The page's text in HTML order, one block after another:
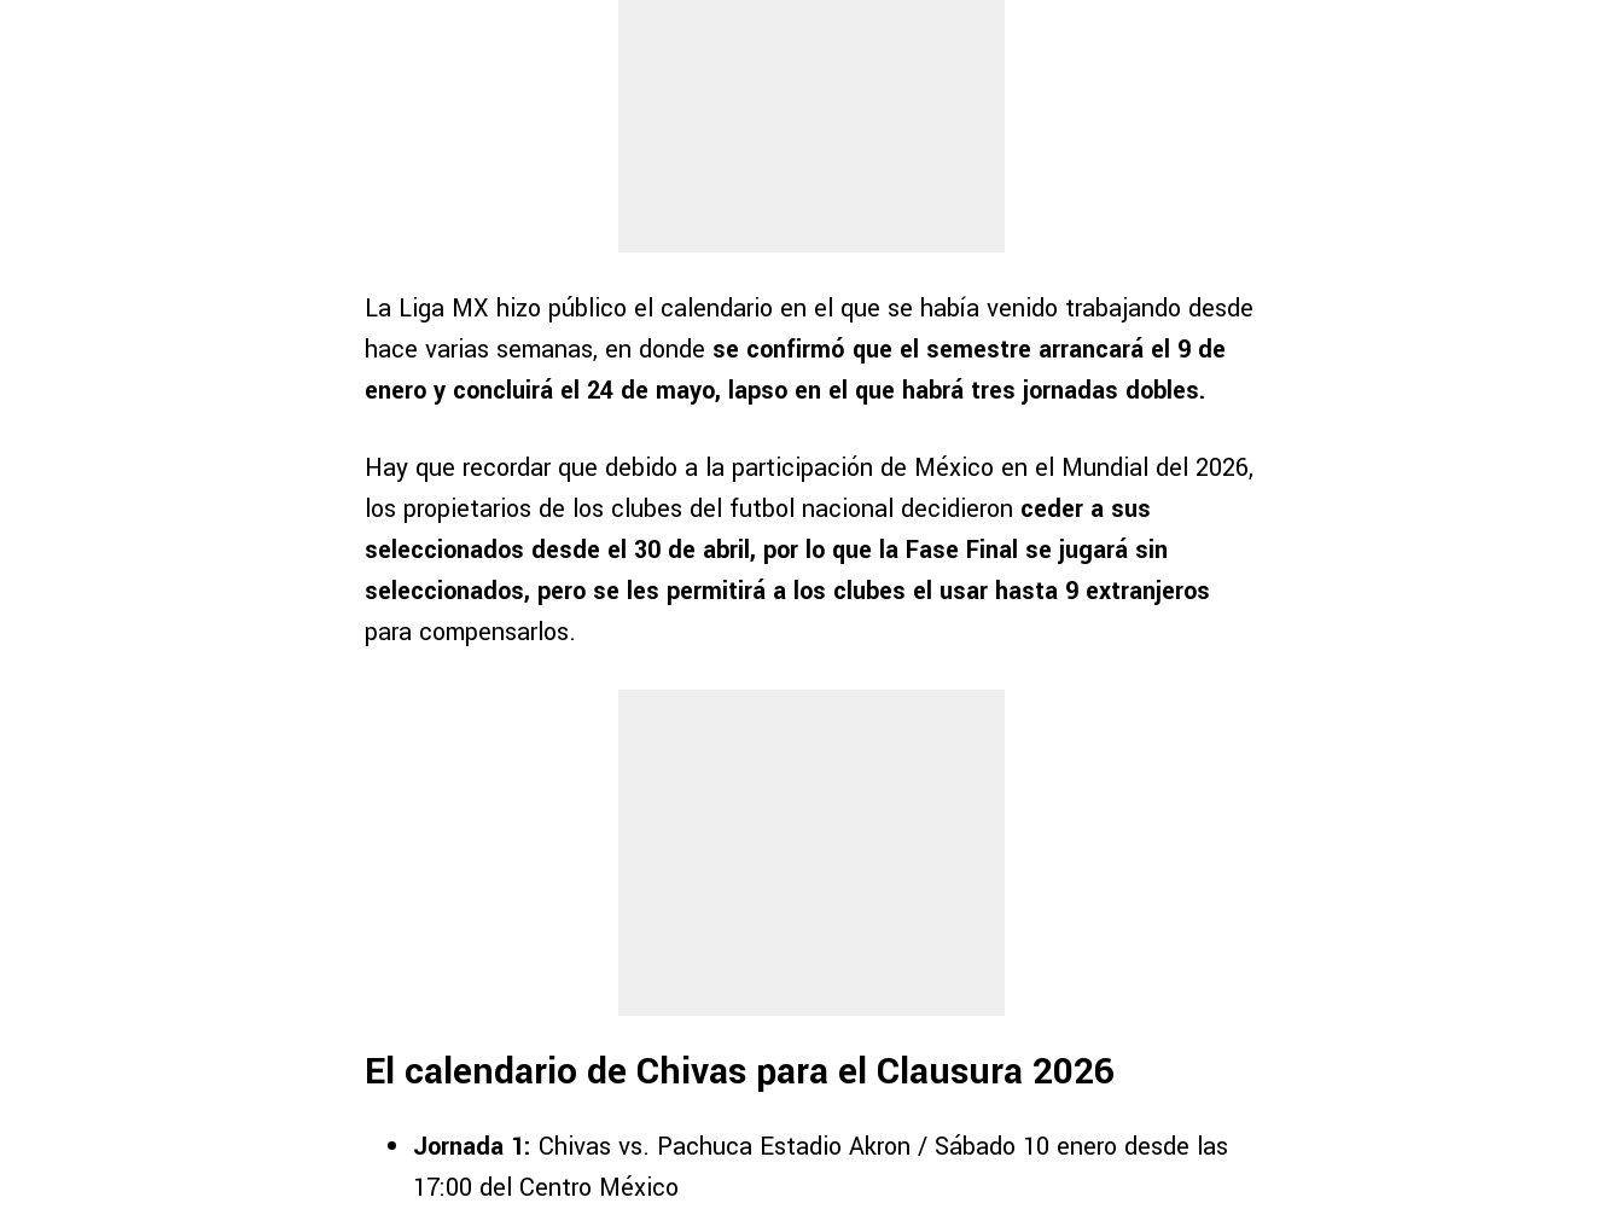
La Liga MX hizo público el calendario en el que se había venido trabajando desde
hace varias semanas, en donde se confirmó que el semestre arrancará el 9 de
enero y concluirá el 24 de mayo, lapso en el que habrá tres jornadas dobles.
Hay que recordar que debido a la participación de México en el Mundial del 2026,
los propietarios de los clubes del futbol nacional decidieron ceder a sus
seleccionados desde el 30 de abril, por lo que la Fase Final se jugará sin
seleccionados, pero se les permitirá a los clubes el usar hasta 9 extranjeros
para compensarlos.
El calendario de Chivas para el Clausura 2026
Jornada 1: Chivas vs. Pachuca Estadio Akron / Sábado 10 enero desde las
17:00 del Centro México